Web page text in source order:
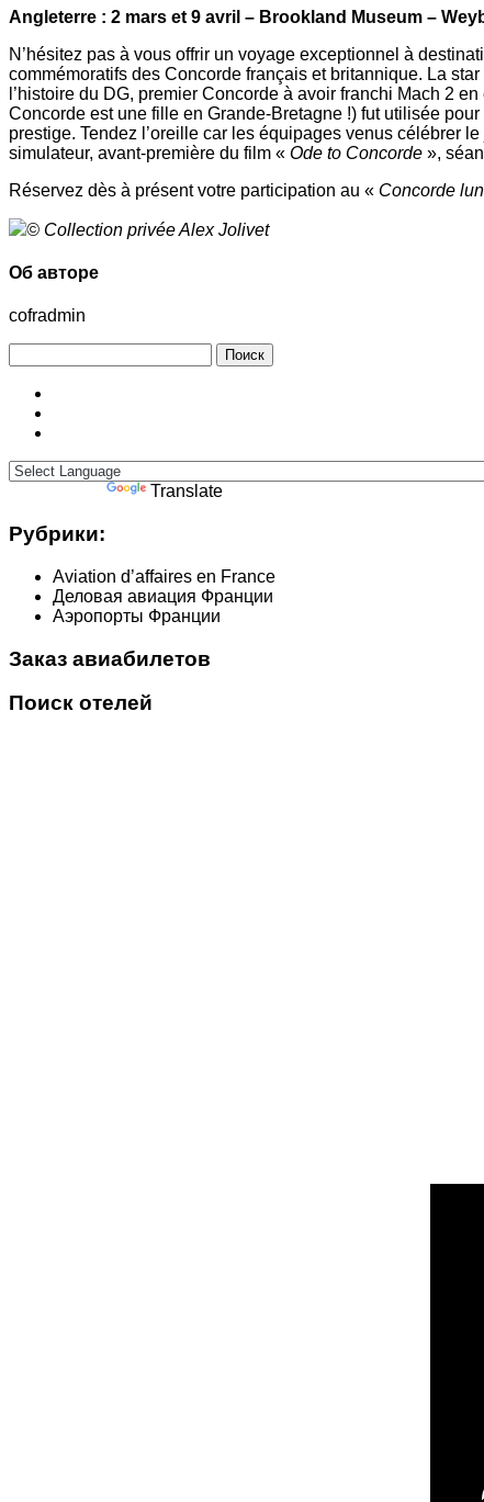
Angleterre : 2 mars et 9 avril – Brookland Museum –
N’hésitez pas à vous offrir un voyage exceptionnel à
commémoratifs des Concorde français et britannique. La
l’histoire du DG, premier Concorde à avoir franchi Mach 2
Concorde est une fille en Grande-Bretagne !) fut utilisée
prestige. Tendez l’oreille car les équipages venus célébrer
simulateur, avant-première du film « Ode to Concorde »,
Réservez dès à présent votre participation au « Concorde
© Collection privée Alex Jolivet
Об авторе
cofradmin
Translate
Рубрики:
Aviation d’affaires en France
Деловая авиация Франции
Аэропорты Франции
Заказ авиабилетов
Поиск отелей